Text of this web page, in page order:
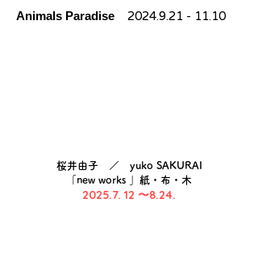
Animals Paradise 2024.9.21 - 11.10
桜井由子 ／ yuko SAKURAI
「new works 」紙・布・木
2025.7. 12 ​ 〜8.24.